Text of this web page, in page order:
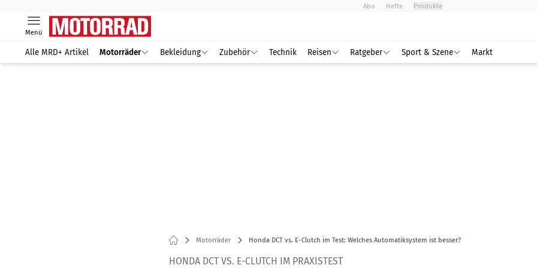
Abo Hefte Produkte
Menü
Alle MRD+ Artikel Motorräder Bekleidung Zubehör Technik Reisen Ratgeber Sport & Szene Markt
Motorräder Honda DCT vs. E-Clutch im Test: Welches Automatiksystem ist besser?
HONDA DCT VS. E-CLUTCH IM PRAXISTEST